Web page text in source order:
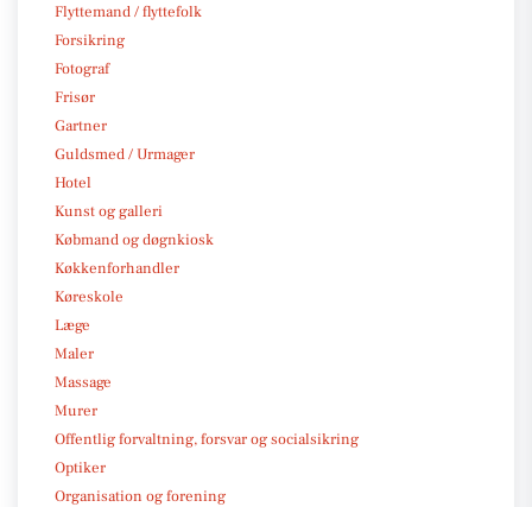
Flyttemand / flyttefolk
Forsikring
Fotograf
Frisør
Gartner
Guldsmed / Urmager
Hotel
Kunst og galleri
Købmand og døgnkiosk
Køkkenforhandler
Køreskole
Læge
Maler
Massage
Murer
Offentlig forvaltning, forsvar og socialsikring
Optiker
Organisation og forening